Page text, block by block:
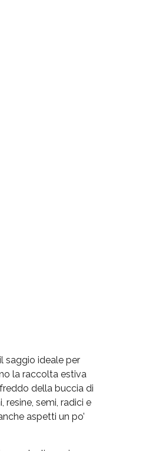
saggio ideale per
la raccolta estiva
della buccia di
semi, radici e
aspetti un po’